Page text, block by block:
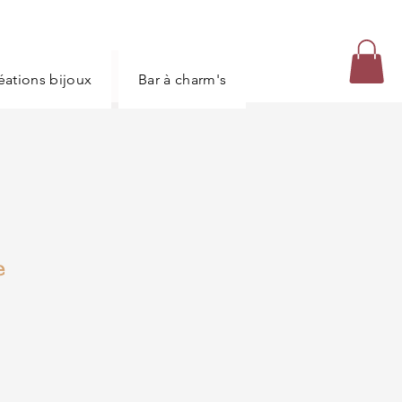
bijoux Bar à charm's Carte bijoux